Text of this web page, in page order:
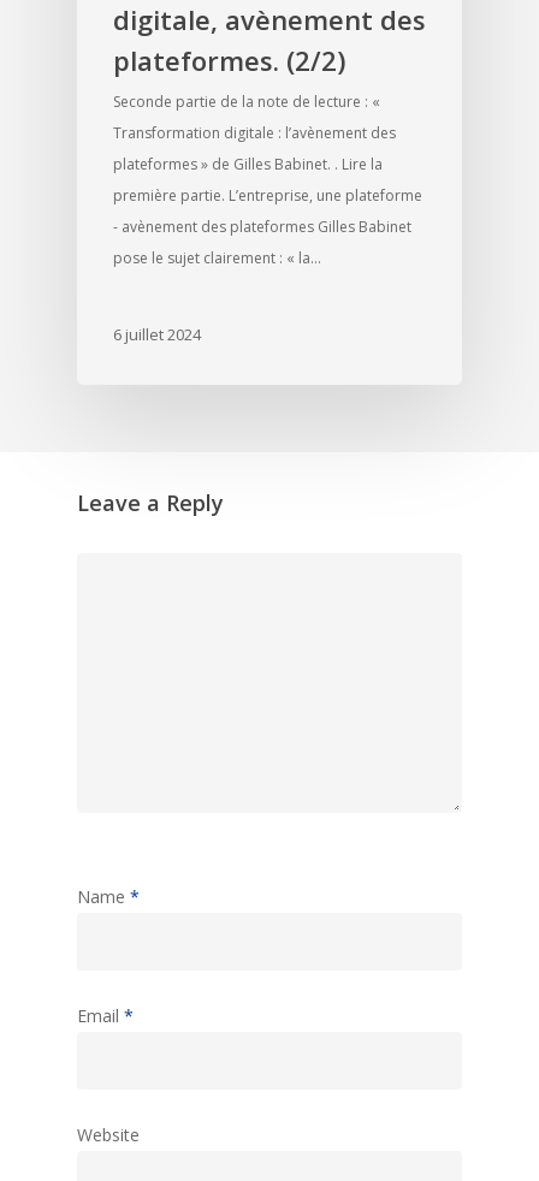
digitale, avènement des
plateformes. (2/2)
Seconde partie de la note de lecture : «
Transformation digitale : l’avènement des
plateformes » de Gilles Babinet. . Lire la
première partie. L’entreprise, une plateforme
- avènement des plateformes Gilles Babinet
pose le sujet clairement : « la…
6 juillet 2024
Leave a Reply
Name *
Email *
Website